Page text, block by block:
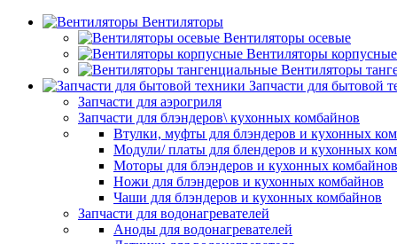
Вентиляторы
Вентиляторы осевые
Вентиляторы корпусные
Вентиляторы
Запчасти для бытовой
Запчасти для аэрогриля
Запчасти для блэндеров\ кухонных комбайнов
Втулки, муфты для блэндеров и кухонных
Модули/ платы для блендеров и кухонных
Моторы для блэндеров и кухонных комбайнов
Ножи для блэндеров и кухонных комбайнов
Чаши для блэндеров и кухонных комбайнов
Запчасти для водонагревателей
Аноды для водонагревателей